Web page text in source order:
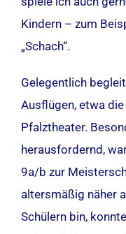
Kindern – zum
„Schach“.
Gelegentlich
Ausflügen, etwa
Pfalztheater.
herausfordernd,
9a/b zur
altersmäßig näher
Schülern bin,